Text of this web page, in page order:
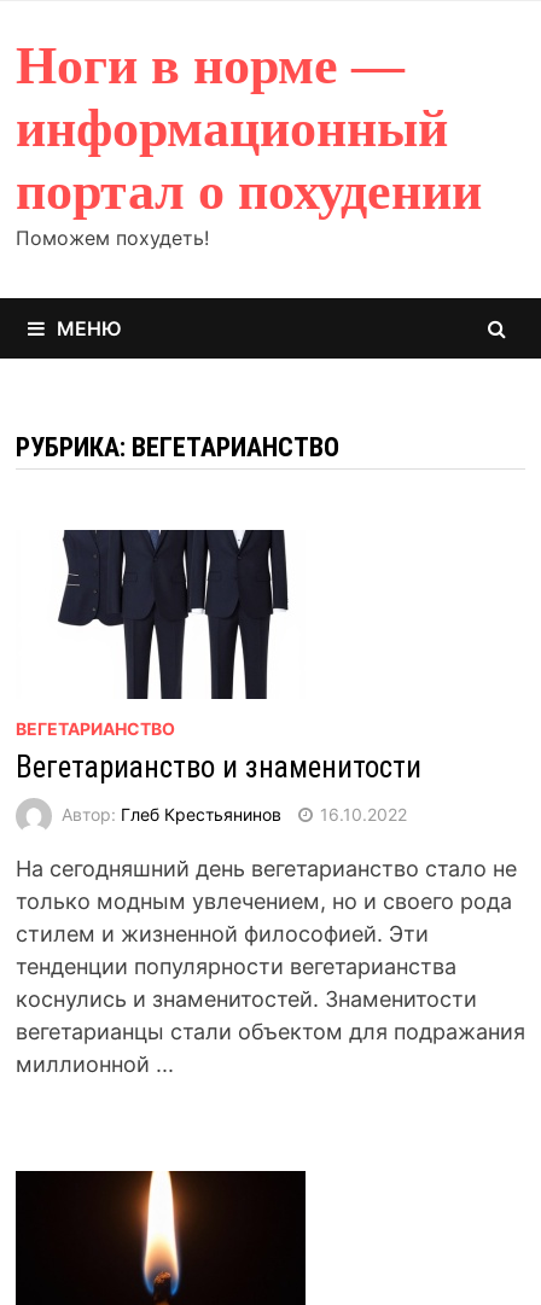
содержимому
Ноги в норме —
информационный
портал о похудении
Поможем похудеть!
МЕНЮ
РУБРИКА: ВЕГЕТАРИАНСТВО
ВЕГЕТАРИАНСТВО
Вегетарианство и знаменитости
Автор: Глеб Крестьянинов 16.10.2022
На сегодняшний день вегетарианство стало не
только модным увлечением, но и своего рода
стилем и жизненной философией. Эти
тенденции популярности вегетарианства
коснулись и знаменитостей. Знаменитости
вегетарианцы стали объектом для подражания
миллионной ...